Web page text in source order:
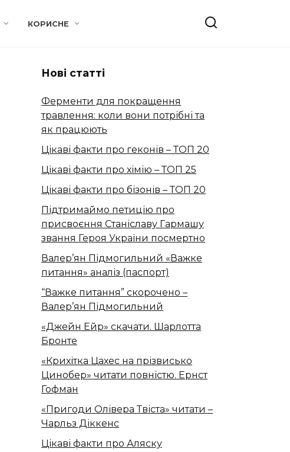
КОРИСНЕ
Нові статті
Ферменти для покращення
травлення: коли вони потрібні та
як працюють
Цікаві факти про геконів – ТОП 20
Цікаві факти про хімію – ТОП 25
Цікаві факти про бізонів – ТОП 20
Підтримаймо петицію про
присвоєння Станіславу Гармашу
звання Героя України посмертно
Валер’ян Підмогильний «Важке
питання» аналіз (паспорт)
“Важке питання” скорочено –
Валер’ян Підмогильний
«Джейн Ейр» скачати. Шарлотта
Бронте
«Крихітка Цахес на прізвисько
Цинобер» читати повністю. Ернст
Гофман
«Пригоди Олівера Твіста» читати –
Чарльз Діккенс
Цікаві факти про Аляску